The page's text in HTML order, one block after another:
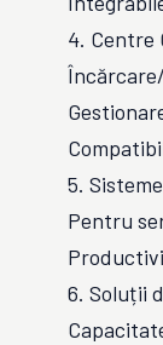
4. Centre
5.
Pentru
6. Soluții